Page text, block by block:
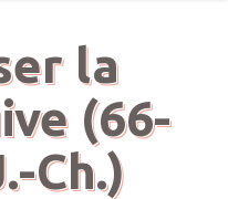
la
(66-
Ch.)